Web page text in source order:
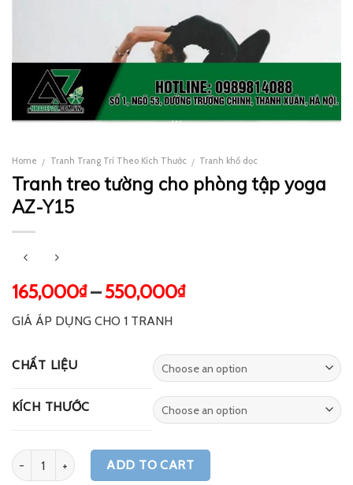
Home / Tranh Trang Trí Theo Kích Thước / Tranh khổ dọc
Tranh treo tường cho phòng tập yoga
AZ-Y15
165,000₫–550,000₫
GIÁ ÁP DỤNG CHO 1 TRANH
CHẤT LIỆU
KÍCH THƯỚC
Quantity ADD TO CART